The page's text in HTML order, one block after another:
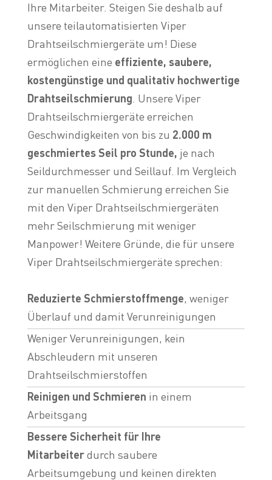
Ihre Mitarbeiter. Steigen Sie deshalb auf
unsere teilautomatisierten Viper
Drahtseilschmiergeräte um! Diese
ermöglichen eine effiziente, saubere,
kostengünstige und qualitativ hochwertige
Drahtseilschmierung. Unsere Viper
Drahtseilschmiergeräte erreichen
Geschwindigkeiten von bis zu 2.000 m
geschmiertes Seil pro Stunde, je nach
Seildurchmesser und Seillauf. Im Vergleich
zur manuellen Schmierung erreichen Sie
mit den Viper Drahtseilschmiergeräten
mehr Seilschmierung mit weniger
Manpower! Weitere Gründe, die für unsere
Viper Drahtseilschmiergeräte sprechen:
Reduzierte Schmierstoffmenge, weniger
Überlauf und damit Verunreinigungen
Weniger Verunreinigungen, kein
Abschleudern mit unseren
Drahtseilschmierstoffen
Reinigen und Schmieren in einem
Arbeitsgang
Bessere Sicherheit für Ihre
Mitarbeiterdurch saubere
Arbeitsumgebung und keinen direkten